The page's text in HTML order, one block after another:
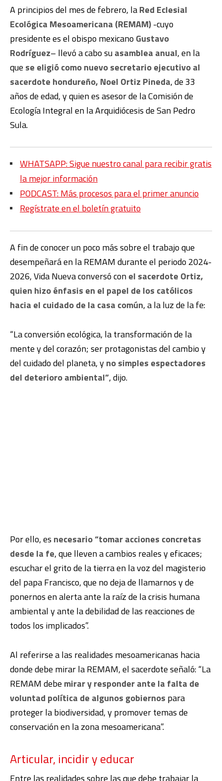
A principios del mes de febrero, laRed Eclesial
Ecológica Mesoamericana (REMAM)-cuyo
presidente es el obispo mexicano Gustavo
Rodríguez– llevó a cabo suasamblea anual, en la
que se eligió como nuevo secretario ejecutivo al
sacerdote hondureño, Noel Ortiz Pineda, de 33
años de edad, y quien es asesor de la Comisión de
Ecología Integral en la Arquidiócesis de San Pedro
Sula.
WHATSAPP: Sigue nuestro canal para recibir gratis
la mejor información
PODCAST: Más procesos para el primer anuncio
Regístrate en el boletín gratuito
A fin de conocer un poco más sobre el trabajo que
desempeñará en la REMAM durante el periodo 2024-
2026, Vida Nueva conversó conel sacerdote Ortiz,
quien hizo énfasis en el papel de los católicos
hacia el cuidado de la casa común, a la luz de la fe:
“La conversión ecológica, la transformación de la
mente y del corazón; ser protagonistas del cambio y
del cuidado del planeta, yno simples espectadores
del deterioro ambiental”, dijo.
Por ello, es necesario “tomar acciones concretas
desde la fe, que lleven a cambios reales y eficaces;
escuchar el grito de la tierra en la voz del magisterio
del papa Francisco, que no deja de llamarnos y de
ponernos en alerta ante la raíz de la crisis humana
ambiental y ante la debilidad de las reacciones de
todos los implicados”.
Al referirse a las realidades mesoamericanas hacia
donde debe mirar la REMAM, el sacerdote señaló: “La
REMAM debe mirar y responder ante la falta de
voluntad política de algunos gobiernos para
proteger la biodiversidad, y promover temas de
conservación en la zona mesoamericana”.
Articular, incidir y educar
Entre las realidades sobre las que debe trabajar la